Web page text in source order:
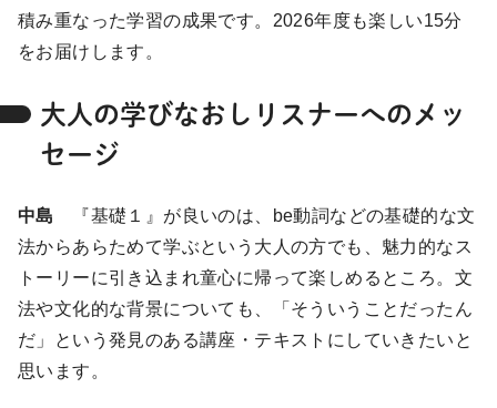
積み重なった学習の成果です。2026年度も楽しい15分
をお届けします。
大人の学びなおしリスナーへのメッ
セージ
中島
『基礎１』が良いのは、be動詞などの基礎的な文
法からあらためて学ぶという大人の方でも、魅力的なス
トーリーに引き込まれ童心に帰って楽しめるところ。文
法や文化的な背景についても、「そういうことだったん
だ」という発見のある講座・テキストにしていきたいと
思います。